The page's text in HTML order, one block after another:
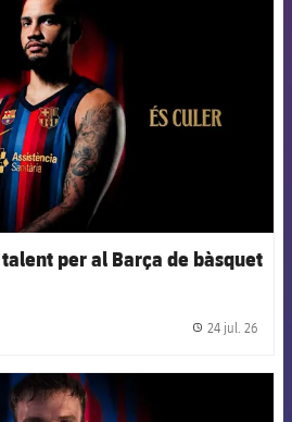
per al Barça de bàsquet
24 jul. 26
FCB Barcelona badge